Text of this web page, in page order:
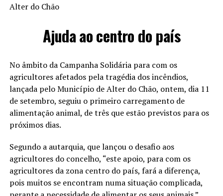
Alter do Chão
Ajuda ao centro do país
No âmbito da Campanha Solidária para com os
agricultores afetados pela tragédia dos incêndios,
lançada pelo Município de Alter do Chão, ontem, dia 11
de setembro, seguiu o primeiro carregamento de
alimentação animal, de três que estão previstos para os
próximos dias.
Segundo a autarquia, que lançou o desafio aos
agricultores do concelho, “este apoio, para com os
agricultores da zona centro do país, fará a diferença,
pois muitos se encontram numa situação complicada,